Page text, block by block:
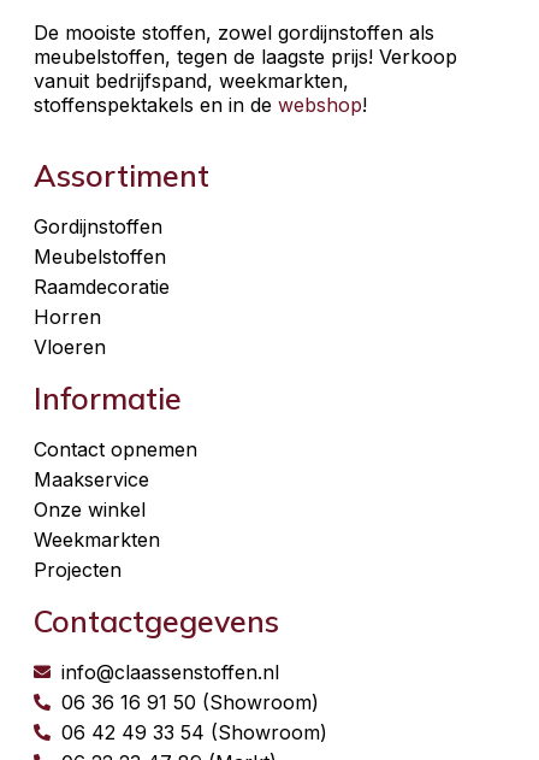
De mooiste stoffen, zowel gordijnstoffen als
meubelstoffen, tegen de laagste prijs! Verkoop
vanuit bedrijfspand, weekmarkten,
stoffenspektakels en in de webshop!
Assortiment
Gordijnstoffen
Meubelstoffen
Raamdecoratie
Horren
Vloeren
Informatie
Contact opnemen
Maakservice
Onze winkel
Weekmarkten
Projecten
Contactgegevens
info@claassenstoffen.nl
06 36 16 91 50 (Showroom)
06 42 49 33 54 (Showroom)